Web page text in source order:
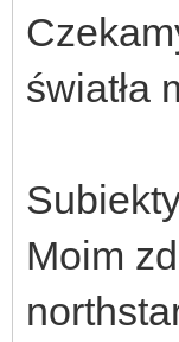
światła
Moim